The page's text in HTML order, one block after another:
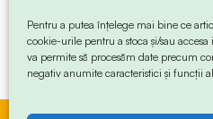
Pentru a putea înțelege mai bine ce
cookie-urile pentru a stoca și/sau
va permite să procesăm date precum
negativ anumite caracteristici și funcții